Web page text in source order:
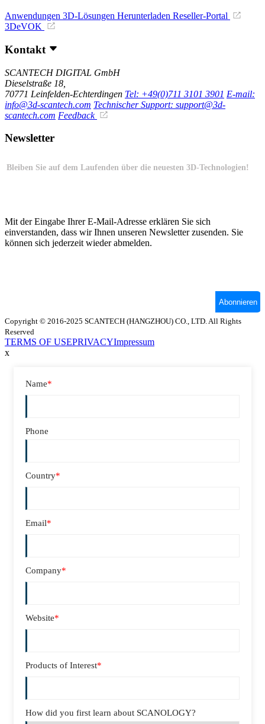
Anwendungen 3D-Lösungen Herunterladen Reseller-Portal
3DeVOK
Kontakt
SCANTECH DIGITAL GmbH
Dieselstraße 18,
70771 Leinfelden-Echterdingen Tel: +49(0)711 3101 3901 E-mail:
info@3d-scantech.com Technischer Support: support@3d-
scantech.com Feedback
Newsletter
Copyright © 2016-2025 SCANTECH (HANGZHOU) CO., LTD. All Rights
Reserved
TERMS OF USEPRIVACYImpressum
x
Name*
Phone
Country*
Email*
Company*
Website*
Products of Interest*
How did you first learn about SCANOLOGY?